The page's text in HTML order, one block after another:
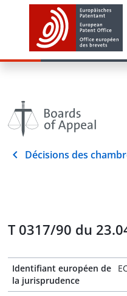
Décisions des
T 0317/90 du
Identifiant européen de
la jurisprudence